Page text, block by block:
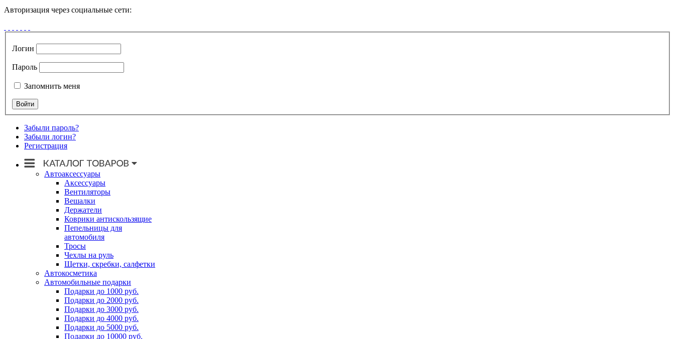
Авторизация через социальные сети:
Логин
Пароль
Запомнить меня
Забыли пароль?
Забыли логин?
Регистрация
Автоаксессуары
Аксессуары
Вентиляторы
Вешалки
Держатели
Коврики антискользящие
Пепельницы для
автомобиля
Тросы
Чехлы на руль
Щетки, скребки, салфетки
Автокосметика
Автомобильные подарки
Подарки до 1000 руб.
Подарки до 2000 руб.
Подарки до 3000 руб.
Подарки до 4000 руб.
Подарки до 5000 руб.
Подарки до 10000 руб.